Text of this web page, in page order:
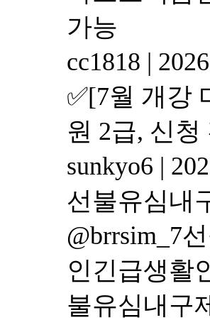
가능
cc1818 |
✅[7월 개강
원 2급, 신
sunkyo6 |
선불유심내
@brrsim_7
인긴급생활
불유심내구